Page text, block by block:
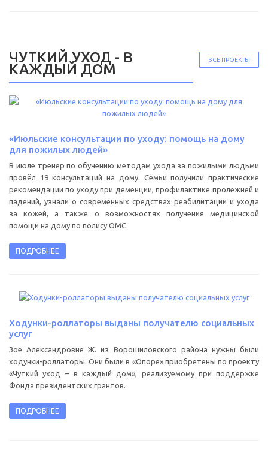
ВСЕ ПРОЕКТЫ
ЧУТКИЙ УХОД - В
КАЖДЫЙ ДОМ
«Июльские консультации по уходу: помощь на дому
для пожилых людей»
В июле тренер по обучению методам ухода за пожилыми людьми
провёл 19 консультаций на дому. Семьи получили практические
рекомендации по уходу при деменции, профилактике пролежней и
падений, узнали о современных средствах реабилитации и ухода
за кожей, а также о возможностях получения медицинской
помощи на дому по полису ОМС.
ПОДРОБНЕЕ
Ходунки-роллаторы выданы получателю социальных
услуг
Зое Александровне Ж. из Ворошиловского района нужны были
ходунки-роллаторы. Они были в «Опоре» приобретены по проекту
«Чуткий уход – в каждый дом», реализуемому при поддержке
Фонда президентских грантов.
ПОДРОБНЕЕ